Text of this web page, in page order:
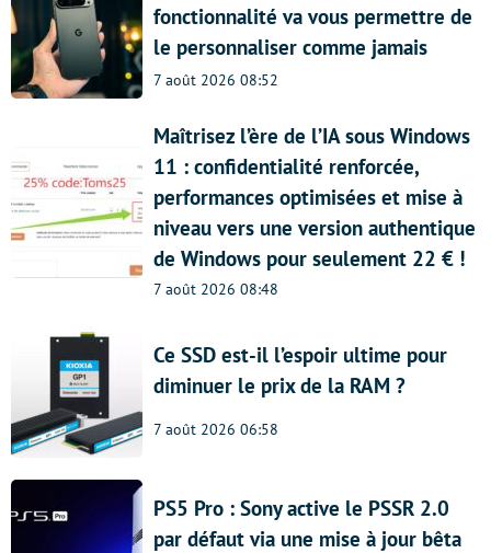
fonctionnalité va vous permettre de
le personnaliser comme jamais
7 août 2026 08:52
Maîtrisez l’ère de l’IA sous Windows
11 : confidentialité renforcée,
performances optimisées et mise à
niveau vers une version authentique
de Windows pour seulement 22 € !
7 août 2026 08:48
Ce SSD est-il l’espoir ultime pour
diminuer le prix de la RAM ?
7 août 2026 06:58
PS5 Pro : Sony active le PSSR 2.0
par défaut via une mise à jour bêta